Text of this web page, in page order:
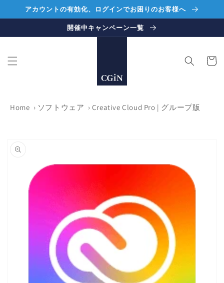
ンツに
進む
アカウントの有効化、ログインでお困りのお客様へ
開催中キャンペーン一覧
ー
Home › ソフトウェア › Creative Cloud Pro | グループ版
報にス